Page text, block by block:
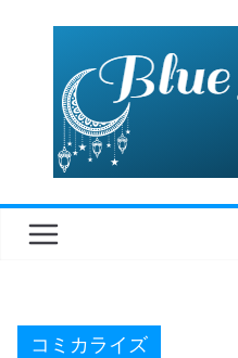
コミカライズ